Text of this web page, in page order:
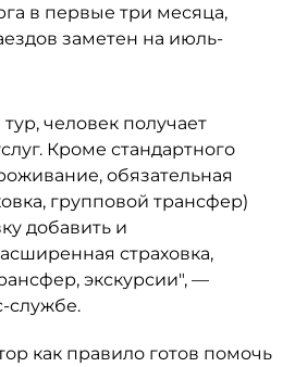
в первые три месяца,
заметен на июль-
человек получает
Кроме стандартного
обязательная
групповой трансфер)
добавить и
страховка,
экскурсии", —
службе.
как правило готов помочь